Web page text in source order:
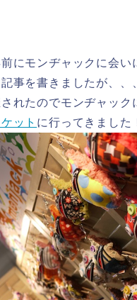
にモンヂャックに会い
事を書きましたが、、
れたのでモンヂャック
ット に行ってきました